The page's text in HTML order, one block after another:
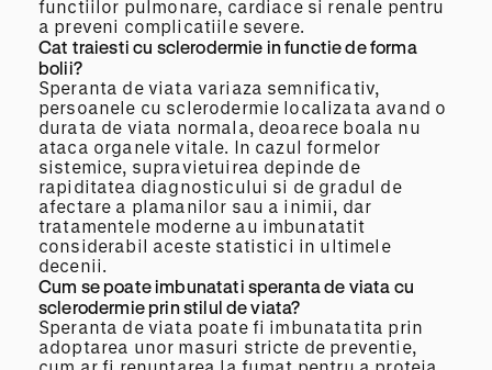
functiilor pulmonare, cardiace si renale pentru
a preveni complicatiile severe.
Cat traiesti cu sclerodermie in functie de forma
bolii?
Speranta de viata variaza semnificativ,
persoanele cu sclerodermie localizata avand o
durata de viata normala, deoarece boala nu
ataca organele vitale. In cazul formelor
sistemice, supravietuirea depinde de
rapiditatea diagnosticului si de gradul de
afectare a plamanilor sau a inimii, dar
tratamentele moderne au imbunatatit
considerabil aceste statistici in ultimele
decenii.
Cum se poate imbunatati speranta de viata cu
sclerodermie prin stilul de viata?
Speranta de viata poate fi imbunatatita prin
adoptarea unor masuri stricte de preventie,
cum ar fi renuntarea la fumat pentru a proteja